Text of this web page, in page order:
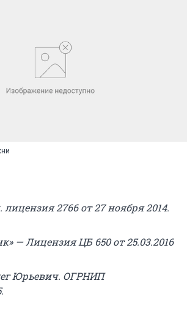
2766 от 27 ноября 2014.
— Лицензия ЦБ 650 от 25.03.2016
Юрьевич. ОГРНИП